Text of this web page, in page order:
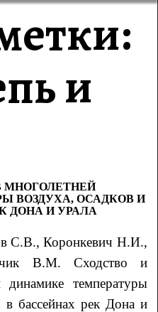
и
МНОГОЛЕТНЕЙ
ВОЗДУХА, ОСАДКОВ И
ДОНА И УРАЛА
С.В., Коронкевич Н.И.,
В.М. Сходство и
динамике температуры
в бассейнах рек Дона и